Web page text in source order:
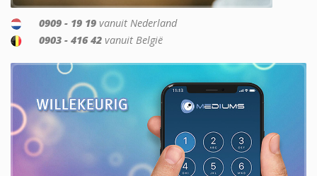
0909 - 19 19 vanuit Nederland
0903 - 416 42 vanuit België